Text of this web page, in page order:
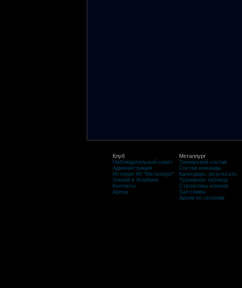
Клуб
Наблюдательный совет
Администрация
История ХК "Металлург"
Хоккей в Жлобине
Контакты
Арена
Металлург
Тренерский состав
Состав команды
Календарь, результаты
Турнирная таблица
Статистика игроков
Зал славы
Архив по сезонам